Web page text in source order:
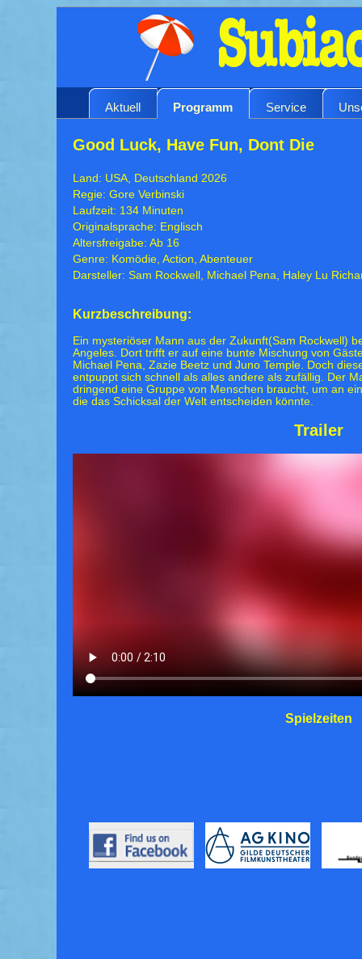
Aktuell Programm Service
Good Luck, Have Fun, Dont Die
Land: USA, Deutschland 2026
Regie: Gore Verbinski
Laufzeit: 134 Minuten
Originalsprache: Englisch
Altersfreigabe: Ab 16
Genre: Komödie, Action, Abenteuer
Darsteller: Sam Rockwell, Michael Pena, Haley Lu
Kurzbeschreibung:
Ein mysteriöser Mann aus der Zukunft(Sam Rockwell)
Angeles. Dort trifft er auf eine bunte Mischung von
Michael Pena, Zazie Beetz und Juno Temple. Doch
entpuppt sich schnell als alles andere als zufällig. Der
dringend eine Gruppe von Menschen braucht, um an
die das Schicksal der Welt entscheiden könnte.
Trailer
Spielzeiten